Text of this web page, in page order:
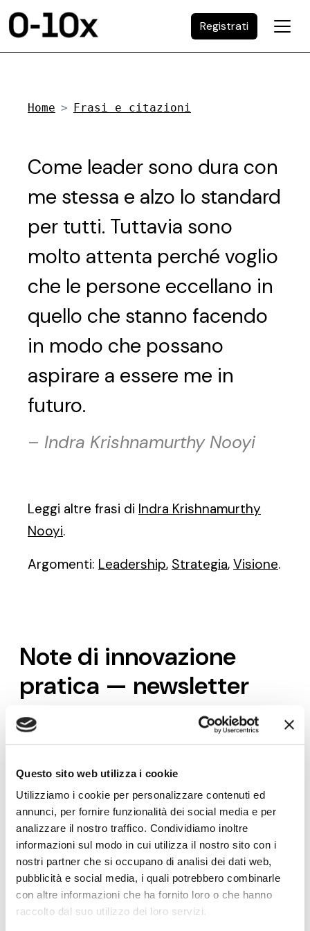
Questo sito web utilizza i cookie
Utilizziamo i cookie per personalizzare contenuti ed
annunci, per fornire funzionalità dei social media e per
analizzare il nostro traffico. Condividiamo inoltre
informazioni sul modo in cui utilizza il nostro sito con i
nostri partner che si occupano di analisi dei dati web,
pubblicità e social media, i quali potrebbero combinarle
con altre informazioni che ha fornito loro o che hanno
raccolto dal suo utilizzo dei loro servizi.
Registrati
Home Frasi e citazioni
Come leader sono dura con
me stessa e alzo lo standard
per tutti. Tuttavia sono
molto attenta perché voglio
che le persone eccellano in
quello che stanno facendo
in modo che possano
aspirare a essere me in
futuro.
– Indra Krishnamurthy Nooyi
Leggi altre frasi di Indra Krishnamurthy
Nooyi.
Argomenti: Leadership, Strategia, Visione.
Note di innovazione
pratica — newsletter
Modelli, metodi e strumenti
per fare innovazione
con obiettivi di crescita, nella forma in cui li usiamo nei
risorse che un'azienda ha già. Ogni martedì.
Nome*
e-Mail*